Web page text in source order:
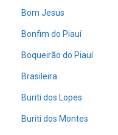
Bom Jesus
Bonfim do Piauí
Boqueirão do Piauí
Brasileira
Buriti dos Lopes
Buriti dos Montes